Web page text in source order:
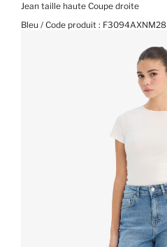
Jean taille haute Coupe droite
Bleu / Code produit : F3094AXNM28